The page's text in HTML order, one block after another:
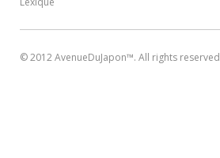
© 2012 AvenueDuJapon™. All rights reserved